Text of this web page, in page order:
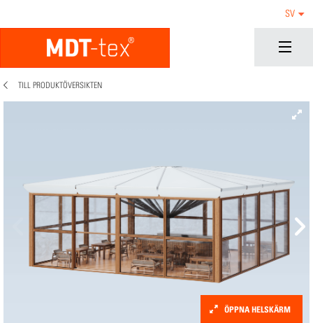
SV
TILL PRODUKTÖVERSIKTEN
ÖPPNA HELSKÄRM